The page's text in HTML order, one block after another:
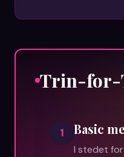
Trin-for-
1 Basic
I stedet